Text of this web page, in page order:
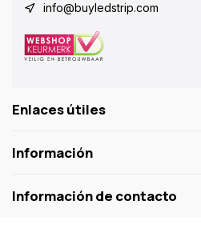
info@buyledstrip.com
Enlaces útiles
Información
Información de contacto